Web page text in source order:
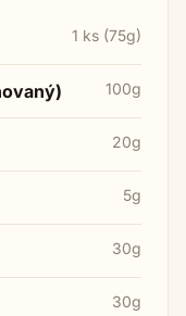
1 ks (75g)
100g
20g
5g
30g
30g